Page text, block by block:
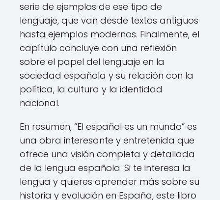
serie de ejemplos de ese tipo de
lenguaje, que van desde textos antiguos
hasta ejemplos modernos. Finalmente, el
capítulo concluye con una reflexión
sobre el papel del lenguaje en la
sociedad española y su relación con la
política, la cultura y la identidad
nacional.
En resumen, “El español es un mundo” es
una obra interesante y entretenida que
ofrece una visión completa y detallada
de la lengua española. Si te interesa la
lengua y quieres aprender más sobre su
historia y evolución en España, este libro